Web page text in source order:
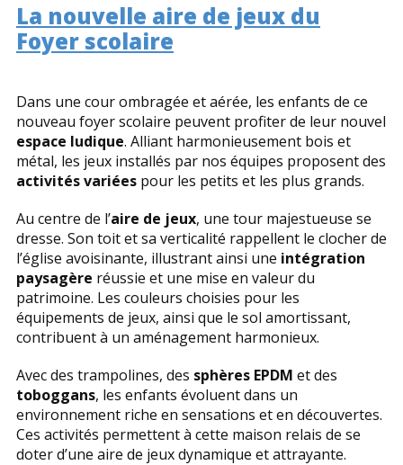
La nouvelle aire de jeux du
Foyer scolaire
Dans une cour ombragée et aérée, les enfants de ce
nouveau foyer scolaire peuvent profiter de leur nouvel
espace ludique. Alliant harmonieusement bois et
métal, les jeux installés par nos équipes proposent des
activités variées pour les petits et les plus grands.
Au centre de l’aire de jeux, une tour majestueuse se
dresse. Son toit et sa verticalité rappellent le clocher de
l’église avoisinante, illustrant ainsi une intégration
paysagère réussie et une mise en valeur du
patrimoine. Les couleurs choisies pour les
équipements de jeux, ainsi que le sol amortissant,
contribuent à un aménagement harmonieux.
Avec des trampolines, des sphères EPDM et des
toboggans, les enfants évoluent dans un
environnement riche en sensations et en découvertes.
Ces activités permettent à cette maison relais de se
doter d’une aire de jeux dynamique et attrayante.